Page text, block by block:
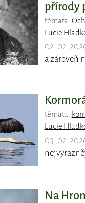
přírody
témata:
Lucie
02. 02.
a zároveň
témata:
Lucie
03. 02.
Na